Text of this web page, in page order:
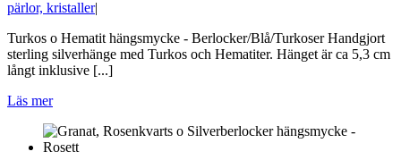
pärlor, kristaller|
Turkos o Hematit hängsmycke - Berlocker/Blå/Turkoser Handgjort
sterling silverhänge med Turkos och Hematiter. Hänget är ca 5,3 cm
långt inklusive [...]
Läs mer